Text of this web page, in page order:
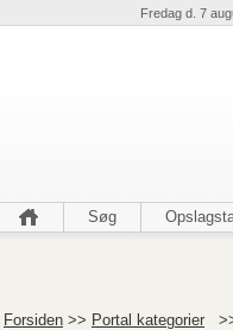
Fredag d. 7
Søg
Forsiden >> Portal kategorier